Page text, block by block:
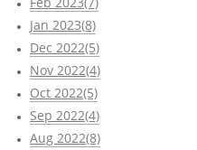
Jan 2023(8)
Dec 2022(5)
Nov 2022(4)
Oct 2022(5)
Sep 2022(4)
Aug 2022(8)